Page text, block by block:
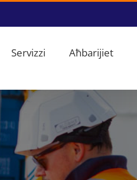
Servizzi Aħbarijiet